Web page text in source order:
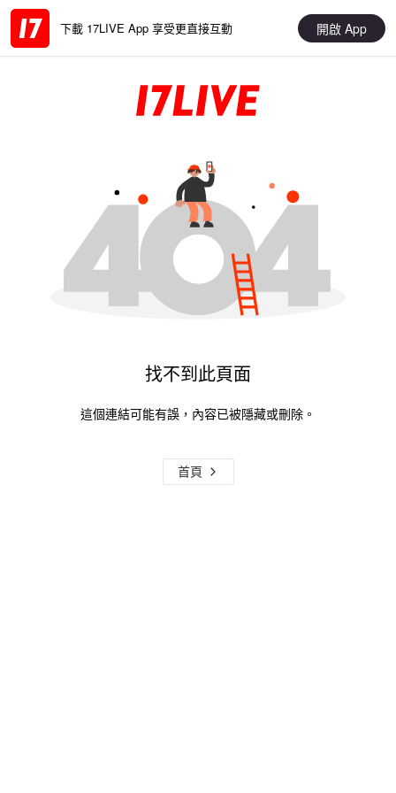
下載 17LIVE App 享受更直接互動 開啟 App
找不到此頁面
這個連結可能有誤，內容已被隱藏或刪除。
首頁